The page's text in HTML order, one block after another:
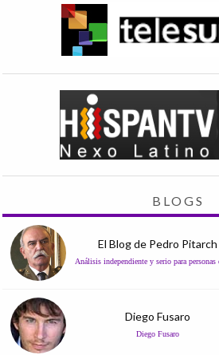
BLOGS
El Blog de Pedro Pitarch
Análisis independiente y serio para personas
Diego Fusaro
Diego Fusaro